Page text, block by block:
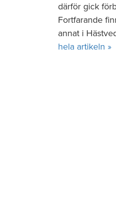
därför gick
Fortfarande
annat i
hela artikeln »